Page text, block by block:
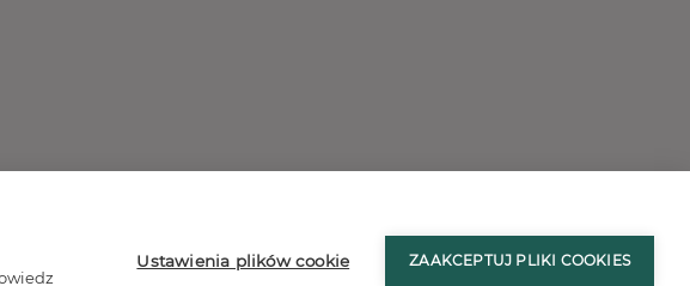
Ustawienia plików cookie ZAAKCEPTUJ PLIKI COOKIES